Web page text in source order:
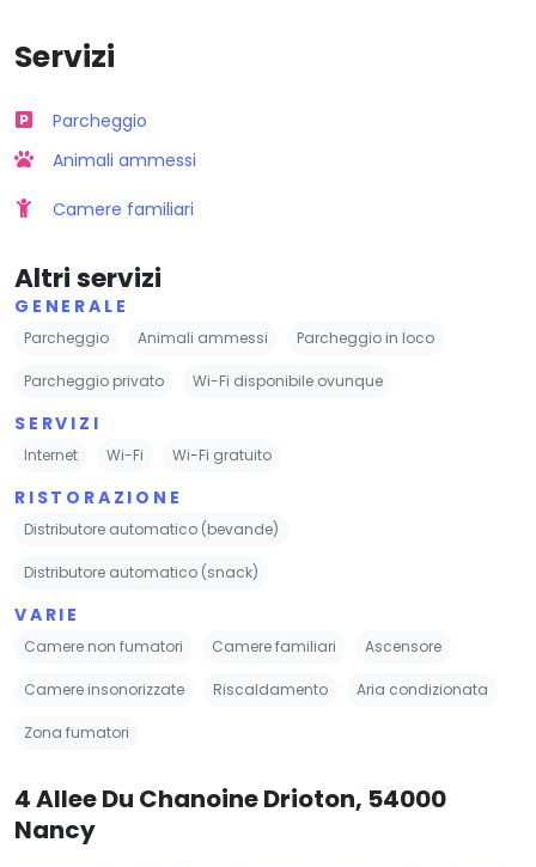
Servizi
Parcheggio
Animali ammessi
Camere familiari
Altri servizi
GENERALE
Parcheggio Animali ammessi Parcheggio in loco
Parcheggio privato Wi-Fi disponibile ovunque
SERVIZI
Internet Wi-Fi Wi-Fi gratuito
RISTORAZIONE
Distributore automatico (bevande)
Distributore automatico (snack)
VARIE
Camere non fumatori Camere familiari Ascensore
Camere insonorizzate Riscaldamento Aria condizionata
Zona fumatori
4 Allee Du Chanoine Drioton, 54000
Nancy